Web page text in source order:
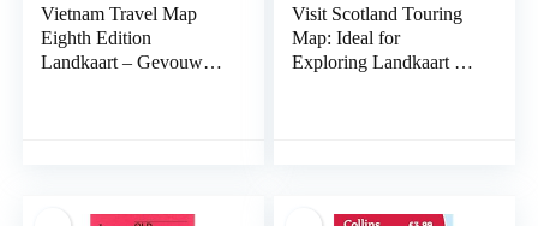
Vietnam Travel Map
Eighth Edition
Landkaart – Gevouwen
Visit Scotland Touring
Map: Ideal for
Exploring Landkaart –